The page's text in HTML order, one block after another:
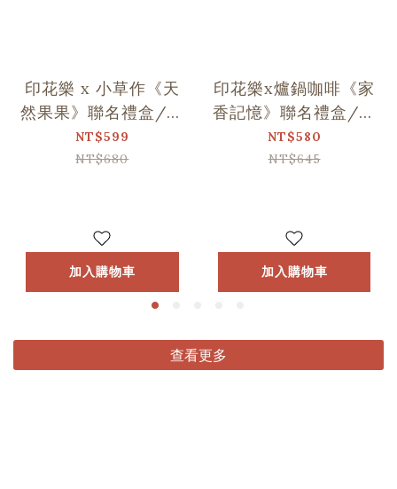
印花樂 x 小草作《天
然果果》聯名禮盒/印
花+1
NT$599
NT$680
加入購物車
印花樂x爐鍋咖啡《家
香記憶》聯名禮盒/印
花+1
NT$580
NT$645
加入購物車
查看更多